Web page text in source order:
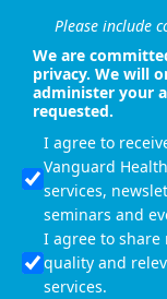
Please include
We are
privacy. We will
administer your
requested.
I agree to
Vanguard
services,
seminars and
I agree to
quality and
services.